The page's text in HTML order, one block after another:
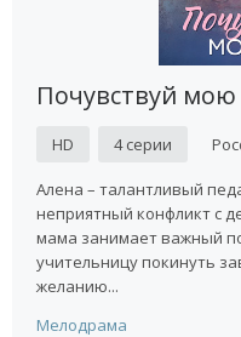
Почувствуй мою
HD 4 серии
Алена – талантливый
неприятный конфликт с
мама занимает важный
учительницу покинуть
желанию...
Мелодрама